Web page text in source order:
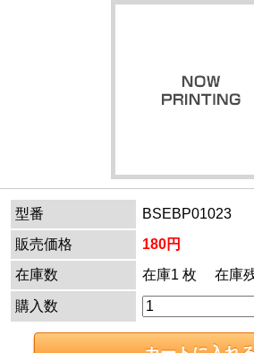
型番
BSEBP01023
販売価格
180円
在庫数
在庫1 枚 在庫残
購入数